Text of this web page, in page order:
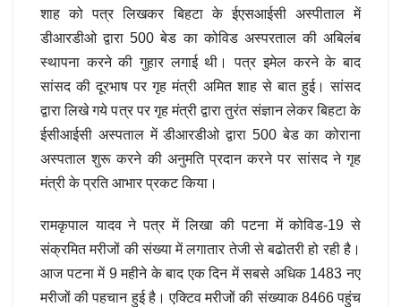
शाह को पत्र लिखकर बिहटा के ईएसआईसी अस्पीताल में
डीआरडीओ द्वारा 500 बेड का कोविड अस्परताल की अबिलंब
स्थापना करने की गुहार लगाई थी। पत्र इमेल करने के बाद
सांसद की दूरभाष पर गृह मंत्री अमित शाह से बात हुई। सांसद
द्वारा लिखे गये पत्र पर गृह मंत्री द्वारा तुरंत संज्ञान लेकर बिहटा के
ईसीआईसी अस्पताल में डीआरडीओ द्वारा 500 बेड का कोराना
अस्पताल शुरू करने की अनुमति प्रदान करने पर सांसद ने गृह
मंत्री के प्रति आभार प्रकट किया।
रामकृपाल यादव ने पत्र में लिखा की पटना में कोविड-19 से
संक्रमित मरीजों की संख्या में लगातार तेजी से बढोतरी हो रही है।
आज पटना में 9 महीने के बाद एक दिन में सबसे अधिक 1483 नए
मरीजों की पहचान हुई है। एक्टिव मरीजों की संख्याक 8466 पहुंच